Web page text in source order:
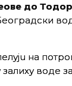
до
на
воде